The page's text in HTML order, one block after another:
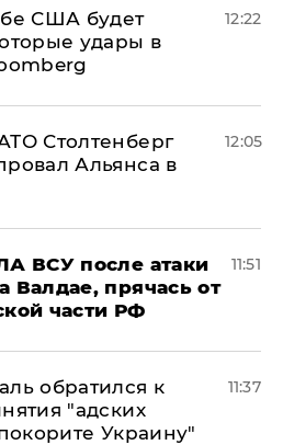
США будет
удары в
12:22
Столтенберг
Альянса в
12:05
ВСУ после атаки
Валдае, прячась от
части РФ
11:51
обратился к
"адских
Украину"
11:37